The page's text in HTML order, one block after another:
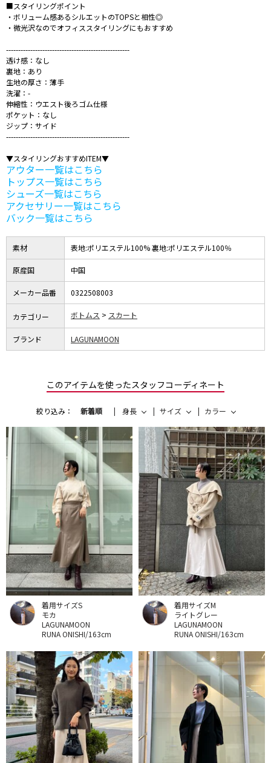
■スタイリングポイント
・ボリューム感あるシルエットのTOPSと相性◎
・微光沢なのでオフィススタイリングにもおすすめ
---------------------------------------------------
透け感：なし
裏地：あり
生地の厚さ：薄手
洗濯：-
伸縮性：ウエスト後ろゴム仕様
ポケット：なし
ジップ：サイド
---------------------------------------------------
▼スタイリングおすすめITEM▼
アウター一覧はこちら
トップス一覧はこちら
シューズ一覧はこちら
アクセサリー一覧はこちら
バック一覧はこちら
素材 表地:ポリエステル100% 裏地:ポリエステル100％
原産国 中国
メーカー品番 0322508003
カテゴリー ボトムス スカート
ブランド LAGUNAMOON
このアイテムを使ったスタッフコーディネート
絞り込み： 新着順 身長 サイズ カラー
着用サイズS
モカ
LAGUNAMOON
RUNA ONISHI/163cm
着用サイズM
ライトグレー
LAGUNAMOON
RUNA ONISHI/163cm